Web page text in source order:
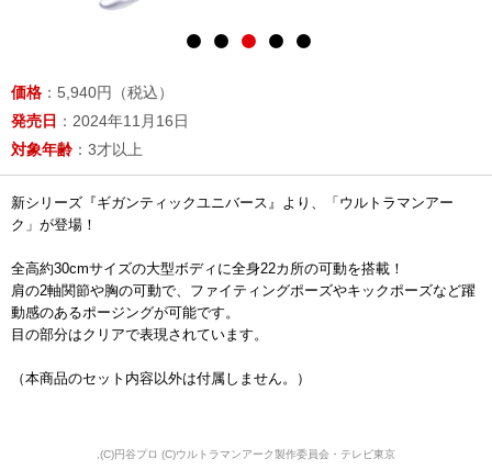
価格 ：5,940円（税込）
発売日 ：2024年11月16日
対象年齢 ：3才以上
新シリーズ『ギガンティックユニバース』より、「ウルトラマンアー
ク」が登場！
全高約30cmサイズの大型ボディに全身22カ所の可動を搭載！
肩の2軸関節や胸の可動で、ファイティングポーズやキックポーズなど躍
動感のあるポージングが可能です。
目の部分はクリアで表現されています。
（本商品のセット内容以外は付属しません。）
,(C)円谷プロ (C)ウルトラマンアーク製作委員会・テレビ東京